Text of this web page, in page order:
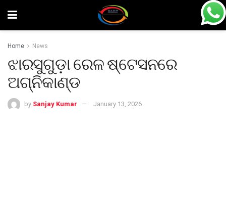
Home News
ଝାରସୁଗୁଡ଼ା ରେଳ ଷ୍ଟେସନରେ
ଅଗ୍ନିକାଣ୍ଡ
by Sanjay Kumar January 13, 2026